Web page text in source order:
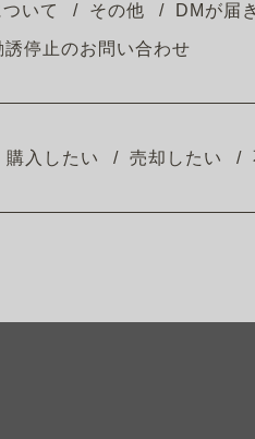
いて その他 DMが届
停止のお問い合わせ
購入したい 売却したい